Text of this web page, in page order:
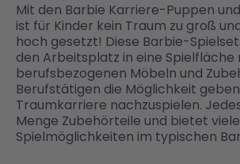
Elektronische Spielwaren
Kreativ
Malen & Zeichnen
Jurassic World™
Harry Potter™
Marvel™ Super Heroes
Fun Stars
Heroes
Knights
Mit den Barbie Karriere-Puppen
ist für Kinder kein Traum zu groß
hoch gesetzt! Diese Barbie-
den Arbeitsplatz in eine Spielfläche
berufsbezogenen Möbeln und
Berufstätigen die Möglichkeit
Traumkarriere nachzuspielen.
Menge Zubehörteile und bietet
Spielmöglichkeiten im typischen